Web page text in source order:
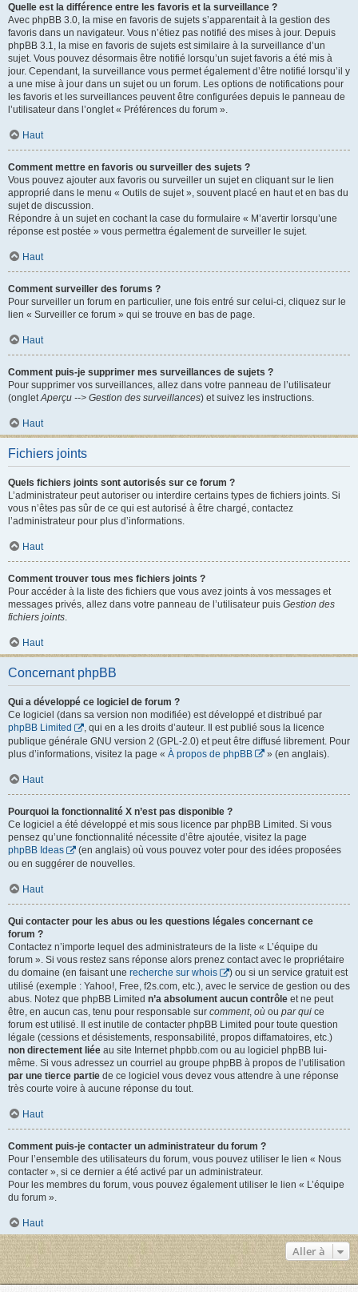
Quelle est la différence entre les favoris et la surveillance ?
Avec phpBB 3.0, la mise en favoris de sujets s’apparentait à la gestion des
favoris dans un navigateur. Vous n’étiez pas notifié des mises à jour. Depuis
phpBB 3.1, la mise en favoris de sujets est similaire à la surveillance d’un
sujet. Vous pouvez désormais être notifié lorsqu’un sujet favoris a été mis à
jour. Cependant, la surveillance vous permet également d’être notifié lorsqu’il y
a une mise à jour dans un sujet ou un forum. Les options de notifications pour
les favoris et les surveillances peuvent être configurées depuis le panneau de
l’utilisateur dans l’onglet « Préférences du forum ».
Haut
Comment mettre en favoris ou surveiller des sujets ?
Vous pouvez ajouter aux favoris ou surveiller un sujet en cliquant sur le lien
approprié dans le menu « Outils de sujet », souvent placé en haut et en bas du
sujet de discussion.
Répondre à un sujet en cochant la case du formulaire « M’avertir lorsqu’une
réponse est postée » vous permettra également de surveiller le sujet.
Haut
Comment surveiller des forums ?
Pour surveiller un forum en particulier, une fois entré sur celui-ci, cliquez sur le
lien « Surveiller ce forum » qui se trouve en bas de page.
Haut
Comment puis-je supprimer mes surveillances de sujets ?
Pour supprimer vos surveillances, allez dans votre panneau de l’utilisateur
(onglet Aperçu --> Gestion des surveillances) et suivez les instructions.
Haut
Fichiers joints
Quels fichiers joints sont autorisés sur ce forum ?
L’administrateur peut autoriser ou interdire certains types de fichiers joints. Si
vous n’êtes pas sûr de ce qui est autorisé à être chargé, contactez
l’administrateur pour plus d’informations.
Haut
Comment trouver tous mes fichiers joints ?
Pour accéder à la liste des fichiers que vous avez joints à vos messages et
messages privés, allez dans votre panneau de l’utilisateur puis Gestion des
fichiers joints
Haut
Concernant phpBB
Qui a développé ce logiciel de forum ?
Ce logiciel (dans sa version non modifiée) est développé et distribué par
phpBB Limited
, qui en a les droits d’auteur. Il est publié sous la licence
publique générale GNU version 2 (GPL-2.0) et peut être diffusé librement. Pour
plus d’informations, visitez la page « À propos de phpBB » (en anglais).
Haut
Pourquoi la fonctionnalité X n’est pas disponible ?
Ce logiciel a été développé et mis sous licence par phpBB Limited. Si vous
pensez qu’une fonctionnalité nécessite d’être ajoutée, visitez la page
phpBB Ideas
(en anglais) où vous pouvez voter pour des idées proposées
ou en suggérer de nouvelles.
Haut
Qui contacter pour les abus ou les questions légales concernant ce
forum ?
Contactez n’importe lequel des administrateurs de la liste « L’équipe du
forum ». Si vous restez sans réponse alors prenez contact avec le propriétaire
du domaine (en faisant une recherche sur whois
) ou si un service gratuit est
utilisé (exemple : Yahoo!, Free, f2s.com, etc.), avec le service de gestion ou des
abus. Notez que phpBB Limited n’a absolument aucun contrôle et ne peut
être, en aucun cas, tenu pour responsable sur comment, où ou par qui ce
forum est utilisé. Il est inutile de contacter phpBB Limited pour toute question
légale (cessions et désistements, responsabilité, propos diffamatoires, etc.)
non directement liée au site Internet phpbb.com ou au logiciel phpBB lui-
même. Si vous adressez un courriel au groupe phpBB à propos de l’utilisation
par une tierce partie de ce logiciel vous devez vous attendre à une réponse
très courte voire à aucune réponse du tout.
Haut
Comment puis-je contacter un administrateur du forum ?
Pour l’ensemble des utilisateurs du forum, vous pouvez utiliser le lien « Nous
contacter », si ce dernier a été activé par un administrateur.
Pour les membres du forum, vous pouvez également utiliser le lien « L’équipe
du forum ».
Haut
Aller à